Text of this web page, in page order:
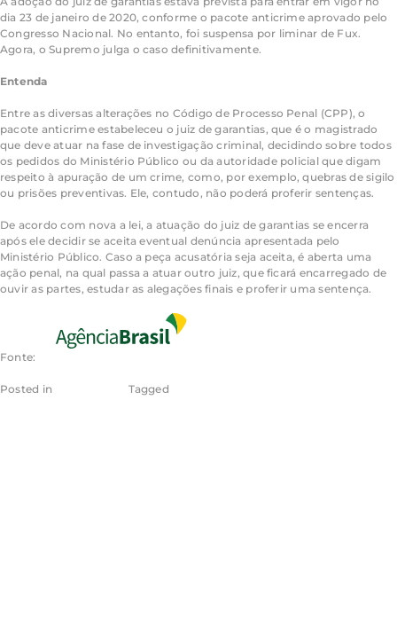
dia 23 de janeiro de 2020, conforme o pacote anticrime aprovado pelo
Congresso Nacional. No entanto, foi suspensa por liminar de Fux.
Agora, o Supremo julga o caso definitivamente.
Entenda
Entre as diversas alterações no Código de Processo Penal (CPP), o
pacote anticrime estabeleceu o juiz de garantias, que é o magistrado
que deve atuar na fase de investigação criminal, decidindo sobre todos
os pedidos do Ministério Público ou da autoridade policial que digam
respeito à apuração de um crime, como, por exemplo, quebras de sigilo
ou prisões preventivas. Ele, contudo, não poderá proferir sentenças.
De acordo com nova a lei, a atuação do juiz de garantias se encerra
após ele decidir se aceita eventual denúncia apresentada pelo
Ministério Público. Caso a peça acusatória seja aceita, é aberta uma
ação penal, na qual passa a atuar outro juiz, que ficará encarregado de
ouvir as partes, estudar as alegações finais e proferir uma sentença.
Fonte:
Posted in Tagged